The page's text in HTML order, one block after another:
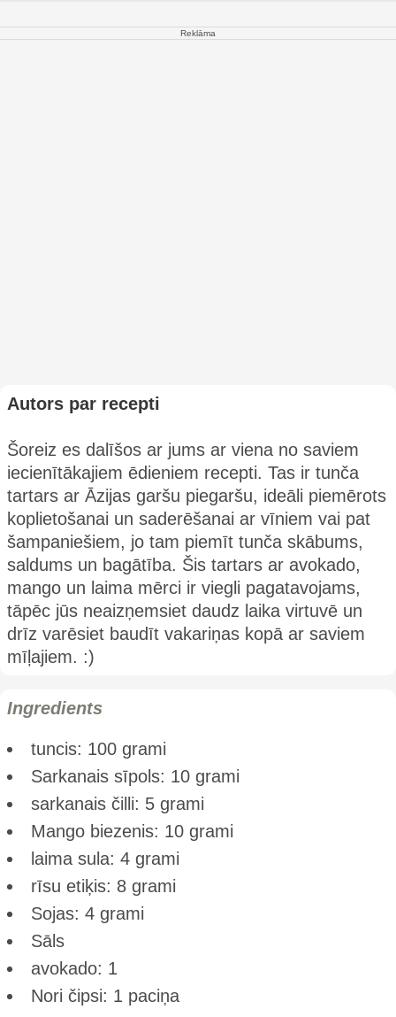
Reklāma
Autors par recepti
Šoreiz es dalīšos ar jums ar viena no saviem
iecienītākajiem ēdieniem recepti. Tas ir tunča
tartars ar Āzijas garšu piegaršu, ideāli piemērots
koplietošanai un saderēšanai ar vīniem vai pat
šampaniešiem, jo tam piemīt tunča skābums,
saldums un bagātība. Šis tartars ar avokado,
mango un laima mērci ir viegli pagatavojams,
tāpēc jūs neaizņemsiet daudz laika virtuvē un
drīz varēsiet baudīt vakariņas kopā ar saviem
mīļajiem. :)
Ingredients
tuncis: 100 grami
Sarkanais sīpols: 10 grami
sarkanais čilli: 5 grami
Mango biezenis: 10 grami
laima sula: 4 grami
rīsu etiķis: 8 grami
Sojas: 4 grami
Sāls
avokado: 1
Nori čipsi: 1 paciņa